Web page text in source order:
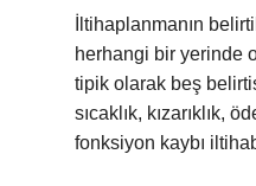
İltihaplanmanın
herhangi bir yerinde
tipik olarak beş
sıcaklık, kızarıklık,
fonksiyon kaybı